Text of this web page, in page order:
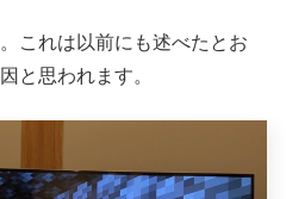
これは以前にも述べたとお
と思われます。